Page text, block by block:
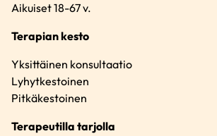
Aikuiset 18-67 v.
Terapian kesto
Yksittäinen konsultaatio
Lyhytkestoinen
Pitkäkestoinen
Terapeutilla tarjolla